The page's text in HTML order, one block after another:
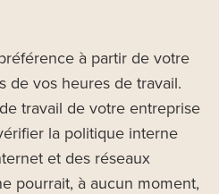
à partir de votre
de vos heures de travail.
travail de votre entreprise
la politique interne
et des réseaux
pourrait, à aucun moment,